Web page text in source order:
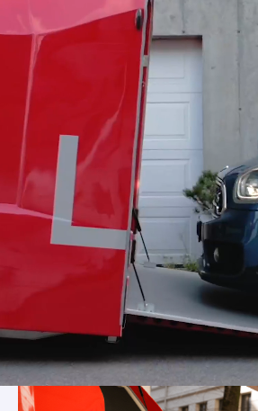
Ditt neste
starter
Rebil er et nytt
kundene får sin nye
på døren med noen få
Rebils ambisjon er å
og trygt med en sømløs
Etter en pangstart fra
vi nå klare for å gire opp.
Vi vokser kraftig og
er mange for deg med et
utfordre det etablerte!